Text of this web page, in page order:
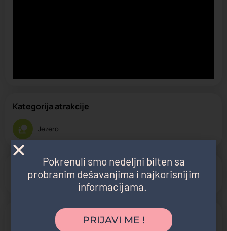
Kategorija atrakcije
Jezero
Otvoreno
Otvoreno 24h danas
Specifičnosti
Pokrenuli smo nedeljni bilten sa
probranim dešavanjima i najkorisnijim
informacijama.
PRIJAVI ME !